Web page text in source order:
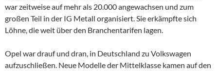
war zeitweise auf mehr als 20.000 angewachsen und zum
großen Teil in der IG Metall organisiert. Sie erkämpfte sich
Löhne, die weit über den Branchentarifen lagen.
Opel war drauf und dran, in Deutschland zu Volkswagen
aufzuschließen. Neue Modelle der Mittelklasse kamen auf den